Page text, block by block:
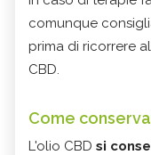
comunque
prima di ricorrere
CBD.
Come
L'olio CBD si